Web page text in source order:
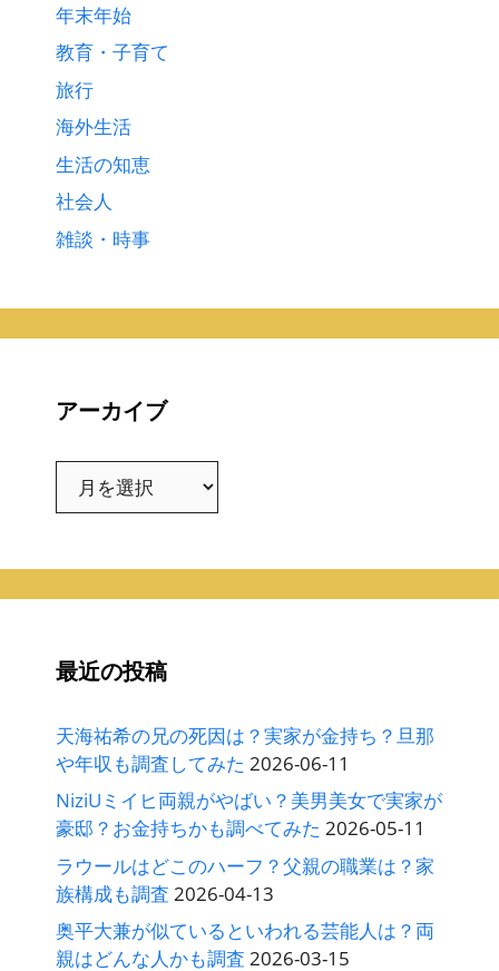
年末年始
教育・子育て
旅行
海外生活
生活の知恵
社会人
雑談・時事
アーカイブ
最近の投稿
天海祐希の兄の死因は？実家が金持ち？旦那
や年収も調査してみた 2026-06-11
NiziUミイヒ両親がやばい？美男美女で実家が
豪邸？お金持ちかも調べてみた 2026-05-11
ラウールはどこのハーフ？父親の職業は？家
族構成も調査 2026-04-13
奥平大兼が似ているといわれる芸能人は？両
親はどんな人かも調査 2026-03-15